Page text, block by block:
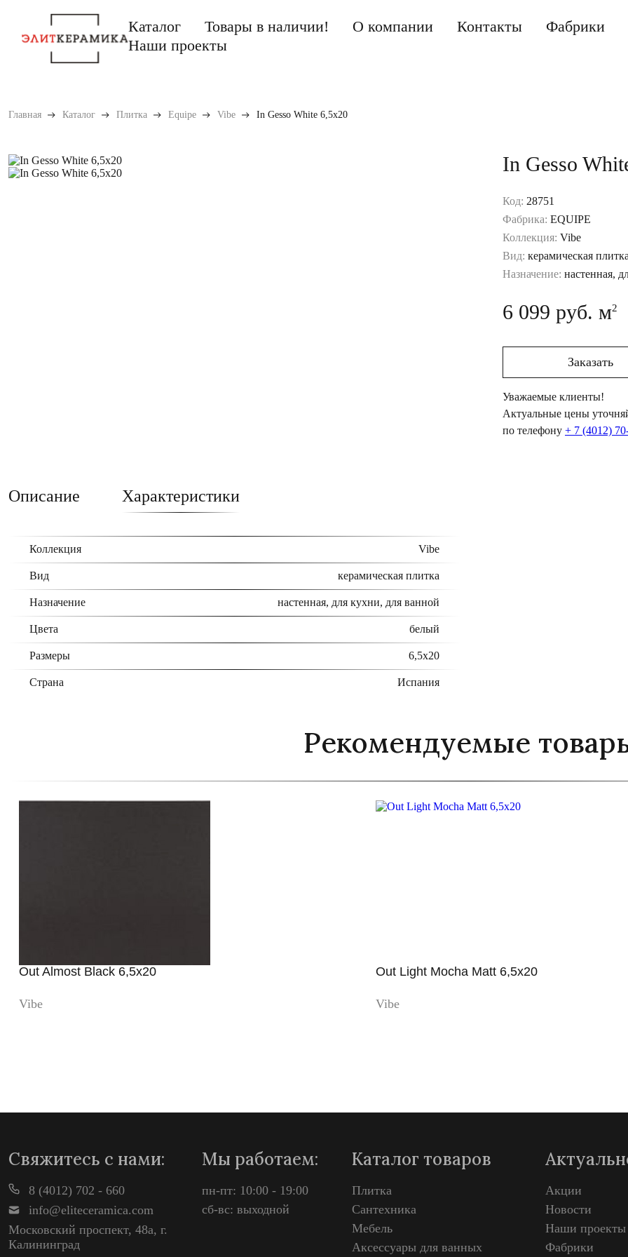
Каталог Товары в наличии! О компании Контакты
Фабрики
Наши проекты
Главная Каталог Плитка Equipe Vibe In Gesso White 6,5x20
In Gesso
Код: 28751
Фабрика: EQUIPE
Коллекция: Vibe
Вид: керамическая
Назначение: настенная,
6 099 руб. м2
Заказать
Уважаемые клиенты!
Актуальные цены
по телефону + 7 (4012)
Описание Характеристики
Коллекция Vibe
Вид керамическая плитка
Назначение настенная, для кухни, для ванной
Цвета белый
Размеры 6,5х20
Страна Испания
Рекомендуемые
Out Almost Black 6,5x20
Vibe
Out Light Mocha Matt 6,5x20
Vibe
Свяжитесь с нами:
8 (4012) 702 - 660
info@eliteceramica.com
Московский проспект, 48а, г.
Калининград
Мы работаем:
пн-пт: 10:00 - 19:00
сб-вс: выходной
Каталог товаров
Плитка
Сантехника
Мебель
Аксессуары для ванных
Акции
Новости
Наши проекты
Фабрики